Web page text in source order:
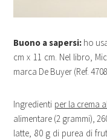
Buono a sapersi: ho
cm x 11 cm. Nel libro,
marca De Buyer (Ref.
Ingredienti per la crema
alimentare (2 grammi),
latte, 80 g di purea di